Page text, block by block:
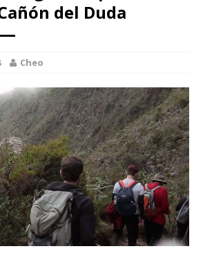
del Duda
Cheo